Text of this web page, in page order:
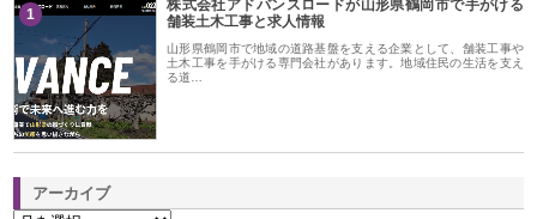
1
株式会社アドバンスロードが山形県鶴岡市で手がける
舗装土木工事と求人情報
山形県鶴岡市で地域の道路基盤を支える企業として、舗装工事や
土木工事を手がける専門会社があります。地域住民の生活を支え
る道…
アーカイブ